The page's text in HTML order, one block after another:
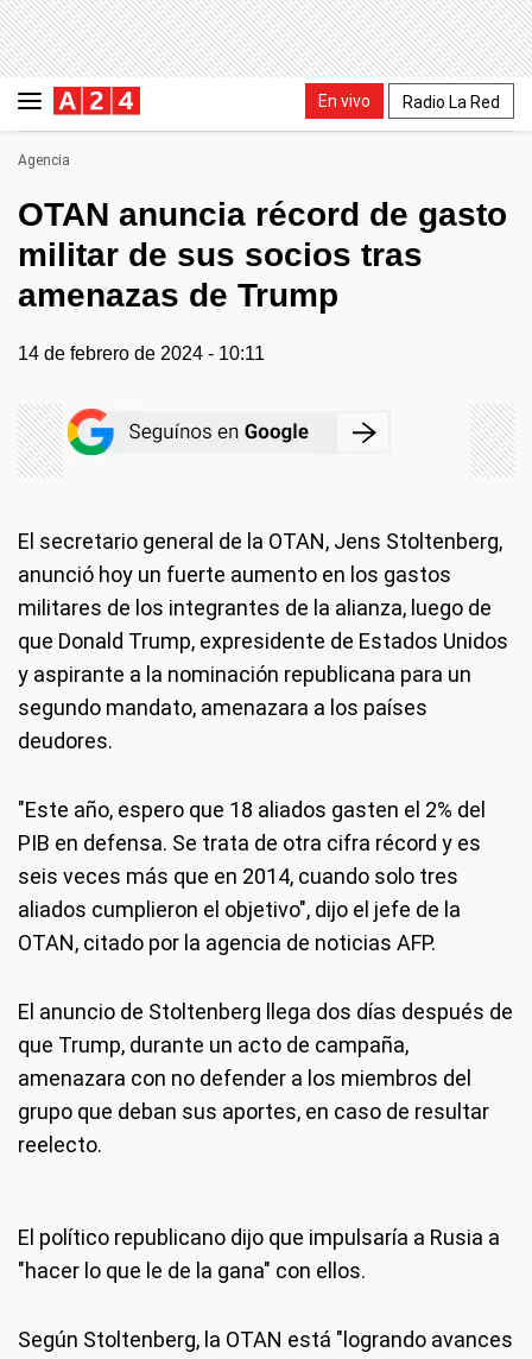
En vivo Radio La Red
Agencia
OTAN anuncia récord de gasto
militar de sus socios tras
amenazas de Trump
14 de febrero de 2024 - 10:11
El secretario general de la OTAN, Jens Stoltenberg,
anunció hoy un fuerte aumento en los gastos
militares de los integrantes de la alianza, luego de
que Donald Trump, expresidente de Estados Unidos
y aspirante a la nominación republicana para un
segundo mandato, amenazara a los países
deudores.
"Este año, espero que 18 aliados gasten el 2% del
PIB en defensa. Se trata de otra cifra récord y es
seis veces más que en 2014, cuando solo tres
aliados cumplieron el objetivo", dijo el jefe de la
OTAN, citado por la agencia de noticias AFP.
El anuncio de Stoltenberg llega dos días después de
que Trump, durante un acto de campaña,
amenazara con no defender a los miembros del
grupo que deban sus aportes, en caso de resultar
reelecto.
El político republicano dijo que impulsaría a Rusia a
"hacer lo que le de la gana" con ellos.
Según Stoltenberg, la OTAN está "logrando avances